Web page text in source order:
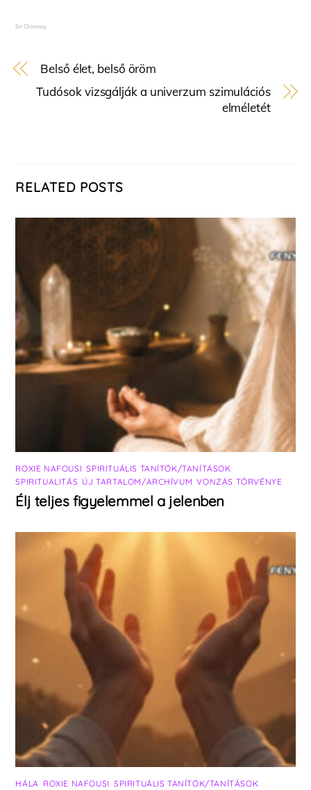
Sri Chinmoy
Belső élet, belső öröm
Tudósok vizsgálják a univerzum szimulációs
elméletét
RELATED POSTS
ROXIE NAFOUSI ,SPIRITUÁLIS TANÍTÓK/TANÍTÁSOK
SPIRITUALITÁS ÚJ TARTALOM/ARCHÍVUM ,VONZÁS TÖRVÉNYE
Élj teljes figyelemmel a jelenben
HÁLA ROXIE NAFOUSI SPIRITUÁLIS TANÍTÓK/TANÍTÁSOK